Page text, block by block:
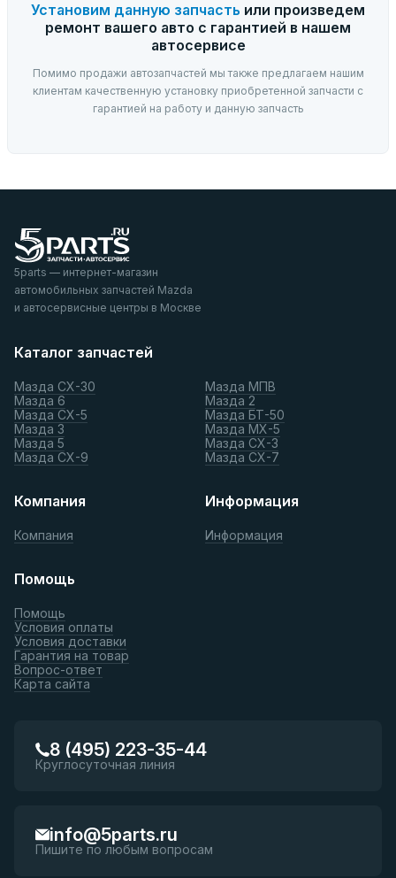
Установим данную запчасть или произведем
ремонт вашего авто с гарантией в нашем
автосервисе
Помимо продажи автозапчастей мы также предлагаем нашим
клиентам качественную установку приобретенной запчасти с
гарантией на работу и данную запчасть
5parts — интернет-магазин
автомобильных запчастей Mazda
и автосервисные центры в Москве
Каталог запчастей
Мазда СХ-30
Мазда 6
Мазда СХ-5
Мазда 3
Мазда 5
Мазда СХ-9
Мазда МПВ
Мазда 2
Мазда БТ-50
Мазда МХ-5
Мазда СХ-3
Мазда СХ-7
Компания
Компания
Информация
Информация
Помощь
Помощь
Условия оплаты
Условия доставки
Гарантия на товар
Вопрос-ответ
Карта сайта
8 (495) 223-35-44
Круглосуточная линия
info@5parts.ru
Пишите по любым вопросам